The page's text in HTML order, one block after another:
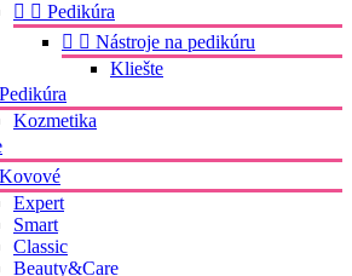
  Pedikúra
  Nástroje na pedikúru
Kliešte
Pedikúra
Kozmetika
Kovové
Expert
Smart
Classic
Beauty&Care